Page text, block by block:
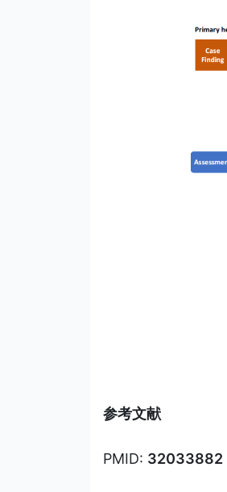
参考文献
PMID: 32033882